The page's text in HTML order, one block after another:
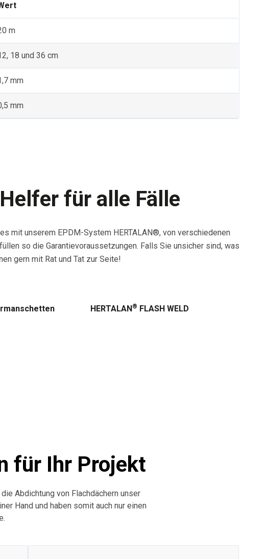
m
18 und 36 cm
mm
mm
für alle Fälle
mit unserem EPDM-System HERTALAN®, von verschiedenen
so die Garantievoraussetzungen. Falls Sie unsicher sind, was
gern mit Rat und Tat zur Seite!
HERTALAN® FLASH WELD
für Ihr Projekt
Abdichtung von Flachdächern unser
Hand und haben somit auch nur einen